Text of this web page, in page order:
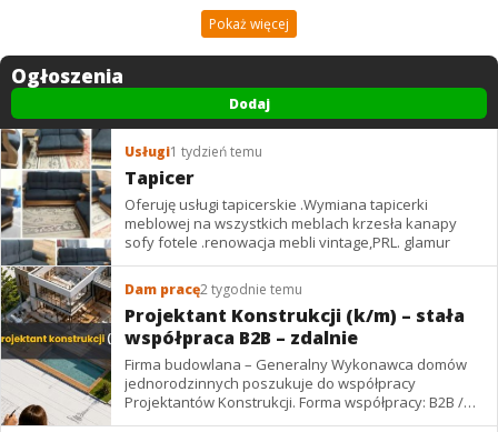
Pokaż więcej
Ogłoszenia
Dodaj
Usługi1 tydzień temu
Tapicer
Oferuję usługi tapicerskie .Wymiana tapicerki
meblowej na wszystkich meblach krzesła kanapy
sofy fotele .renowacja mebli vintage,PRL. glamur
Dam pracę2 tygodnie temu
Projektant Konstrukcji (k/m) – stała
współpraca B2B – zdalnie
Firma budowlana – Generalny Wykonawca domów
jednorodzinnych poszukuje do współpracy
Projektantów Konstrukcji. Forma współpracy: B2B /
podwykonawstwo – zdalnie. Wynagrodzenie: ✔